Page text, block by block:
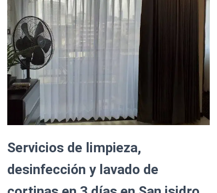
Servicios de limpieza,
desinfección y lavado de